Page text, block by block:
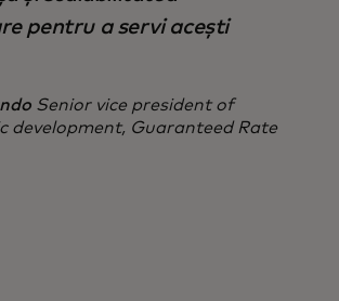
pentru a servi acești
Senior vice president of
development, Guaranteed Rate